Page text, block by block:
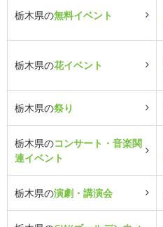
栃木県の無料イベント
栃木県の花イベント
栃木県の祭り
栃木県のコンサート・音楽関
連イベント
栃木県の演劇・講演会